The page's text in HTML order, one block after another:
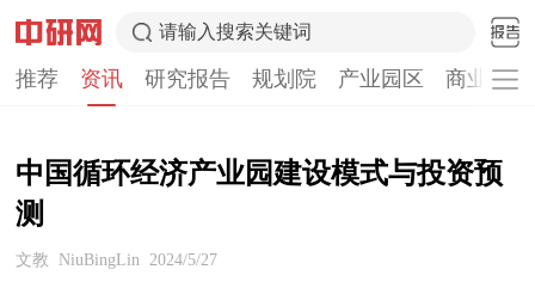
请输入搜索关键词
推荐 资讯 研究报告 规划院 产业园区 商业计
中国循环经济产业园建设模式与投资预
测
文教 NiuBingLin 2024/5/27